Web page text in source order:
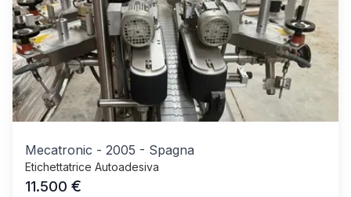
Mecatronic - 2005 - Spagna
Etichettatrice Autoadesiva
11.500 €